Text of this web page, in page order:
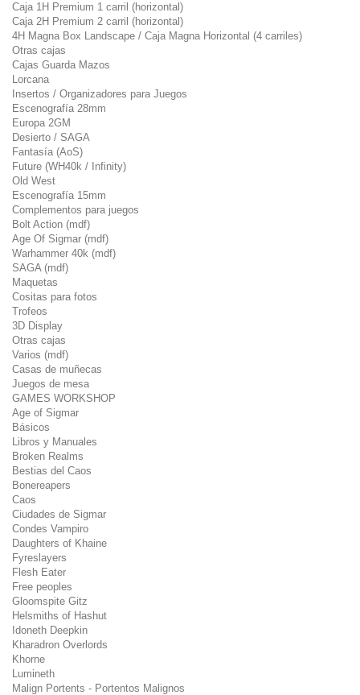
Caja 1H Premium 1 carril (horizontal)
Caja 2H Premium 2 carril (horizontal)
4H Magna Box Landscape / Caja Magna Horizontal (4 carriles)
Otras cajas
Cajas Guarda Mazos
Lorcana
Insertos / Organizadores para Juegos
Escenografía 28mm
Europa 2GM
Desierto / SAGA
Fantasía (AoS)
Future (WH40k / Infinity)
Old West
Escenografía 15mm
Complementos para juegos
Bolt Action (mdf)
Age Of Sigmar (mdf)
Warhammer 40k (mdf)
SAGA (mdf)
Maquetas
Cositas para fotos
Trofeos
3D Display
Otras cajas
Varios (mdf)
Casas de muñecas
Juegos de mesa
GAMES WORKSHOP
Age of Sigmar
Básicos
Libros y Manuales
Broken Realms
Bestias del Caos
Bonereapers
Caos
Ciudades de Sigmar
Condes Vampiro
Daughters of Khaine
Fyreslayers
Flesh Eater
Free peoples
Gloomspite Gitz
Helsmiths of Hashut
Idoneth Deepkin
Kharadron Overlords
Khorne
Lumineth
Malign Portents - Portentos Malignos